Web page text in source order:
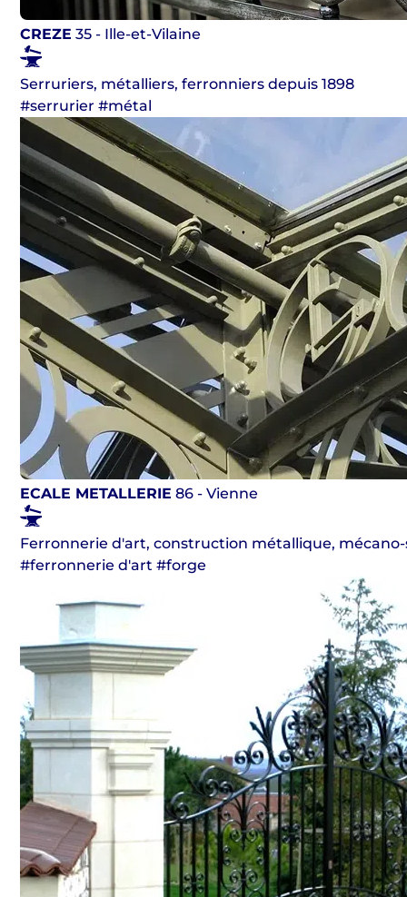
CREZE 35 - Ille-et-Vilaine
Serruriers, métalliers, ferronniers depuis 1898
#serrurier #métal
ECALE METALLERIE 86 - Vienne
Ferronnerie d'art, construction métallique,
#ferronnerie d'art #forge